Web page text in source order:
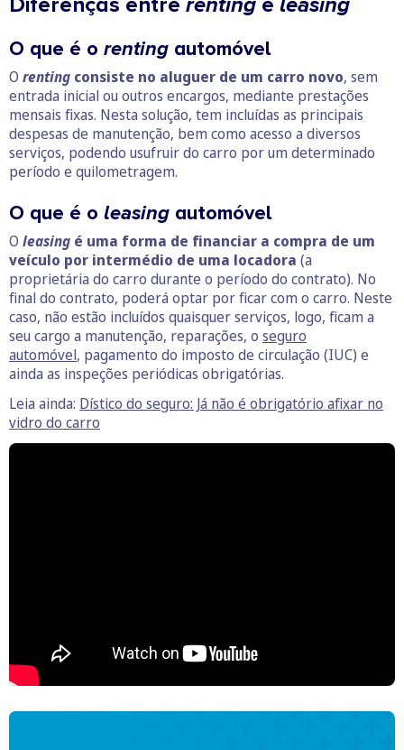
Diferenças entre renting e leasing
O que é o renting automóvel
O renting consiste no aluguer de um carro novo, sem
entrada inicial ou outros encargos, mediante prestações
mensais fixas. Nesta solução, tem incluídas as principais
despesas de manutenção, bem como acesso a diversos
serviços, podendo usufruir do carro por um determinado
período e quilometragem.
O que é o leasing automóvel
O leasing é uma forma de financiar a compra de um
veículo por intermédio de uma locadora (a
proprietária do carro durante o período do contrato). No
final do contrato, poderá optar por ficar com o carro. Neste
caso, não estão incluídos quaisquer serviços, logo, ficam a
seu cargo a manutenção, reparações, o seguro
automóvel, pagamento do imposto de circulação (IUC) e
ainda as inspeções periódicas obrigatórias.
Leia ainda: Dístico do seguro: Já não é obrigatório afixar no
vidro do carro